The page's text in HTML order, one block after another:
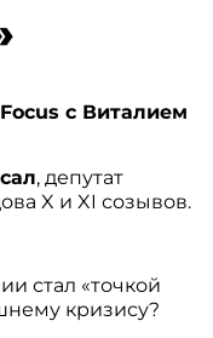
с Виталием
, депутат
X и XI созывов.
стал «точкой
кризису?